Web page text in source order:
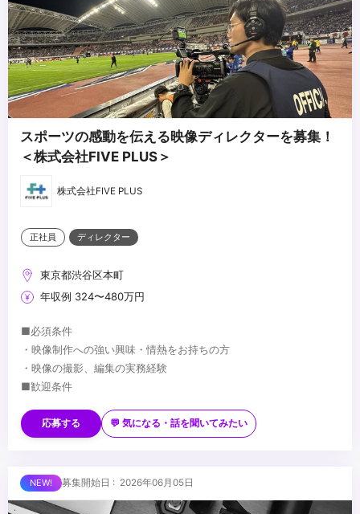
・担当IPを自ら読み込み・理解した上で提案できる方
・IPの世界観を広げる視点で企画に取り組める方
...
スポーツの感動を伝える映像ディレクターを募集！
＜株式会社FIVE PLUS＞
株式会社FIVE PLUS
正社員 ディレクター
東京都渋谷区本町
年収例 324〜480万円
■必須条件
・映像制作への強い興味・情熱をお持ちの方
・映像の撮影、編集の実務経験
■歓迎条件
・映像、雑誌、WEB等のディレクション経験がある方
...
応募する 💬 気になる・話を聞いてみたい
募集開始日 : 2026年06月05日